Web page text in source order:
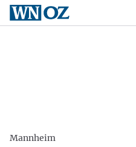
Mannheim